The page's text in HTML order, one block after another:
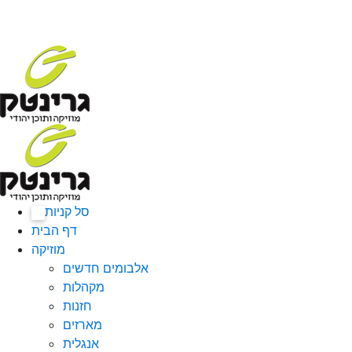
סל קניות
דף הבית
מוזיקה
אלבומים חדשים
מקהלות
חזנות
מארזים
אנגלית